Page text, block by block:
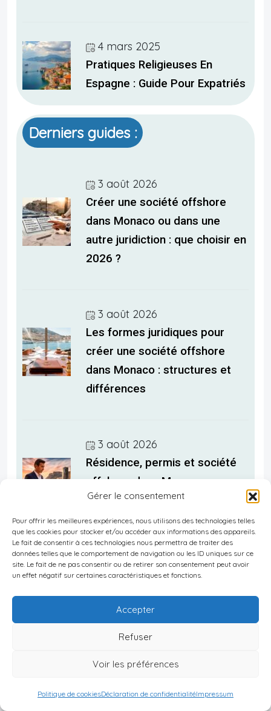
Gérer le consentement
Pour offrir les meilleures expériences, nous utilisons des technologies telles
que les cookies pour stocker et/ou accéder aux informations des appareils.
Le fait de consentir à ces technologies nous permettra de traiter des
données telles que le comportement de navigation ou les ID uniques sur ce
site. Le fait de ne pas consentir ou de retirer son consentement peut avoir
un effet négatif sur certaines caractéristiques et fonctions.
Accepter
Refuser
Voir les préférences
Politique de cookiesDéclaration de confidentialitéImpressum
4 mars 2025
Pratiques Religieuses En
Espagne : Guide Pour Expatriés
Derniers guides :
3 août 2026
Créer une société offshore
dans Monaco ou dans une
autre juridiction : que choisir en
2026 ?
3 août 2026
Les formes juridiques pour
créer une société offshore
dans Monaco : structures et
différences
3 août 2026
Résidence, permis et société
offshore dans Monaco : ce
qu’un entrepreneur étranger
doit savoir